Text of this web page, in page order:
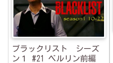
ブラックリスト シーズ
ン１ #21 ベルリン前編